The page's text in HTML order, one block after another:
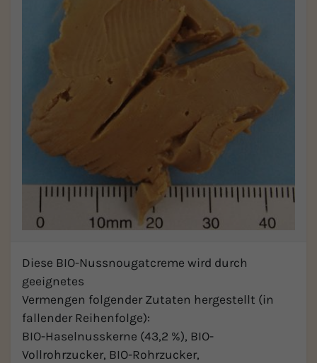
Diese BIO-Nussnougatcreme wird durch
geeignetes
Vermengen folgender Zutaten hergestellt (in
fallender Reihenfolge):
BIO-Haselnusskerne (43,2 %), BIO-
Vollrohrzucker, BIO-Rohrzucker,